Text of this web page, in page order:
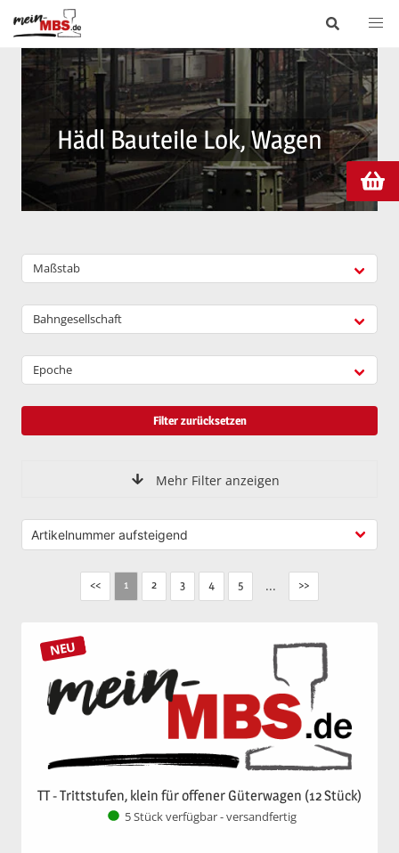
Hädl Bauteile Lok, Wagen
Maßstab
Bahngesellschaft
Epoche
Filter zurücksetzen
Mehr Filter anzeigen
<< 1 2 3 4 5 ... >>
NEU
TT - Trittstufen, klein für offener Güterwagen (12 Stück)
5 Stück verfügbar - versandfertig